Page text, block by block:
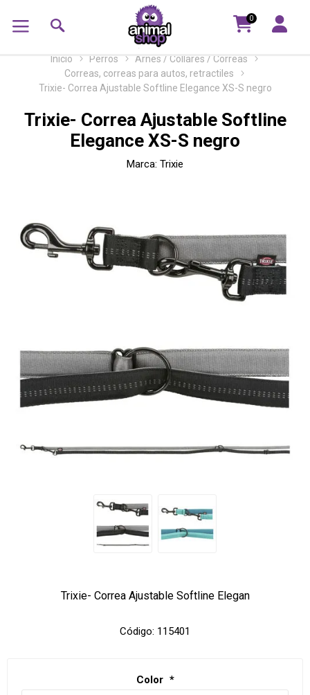
0
Inicio Perros
Arnés / Collares / Correas
Correas, correas para autos, retractiles
Trixie- Correa Ajustable Softline Elegance XS-S negro
Trixie- Correa Ajustable Softline
Elegance XS-S negro
Marca: Trixie
Trixie- Correa Ajustable Softline Elegan
Código: 115401
Color *